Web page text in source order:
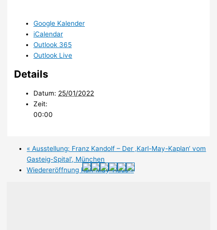
Google Kalender
iCalendar
Outlook 365
Outlook Live
Details
Datum: 25/01/2022
Zeit:
00:00
« Ausstellung: Franz Kandolf – Der ‚Karl-May-Kaplan‘ vom
Gasteig-Spital‘, München
Wiedereröffnung Karl-May-Haus»